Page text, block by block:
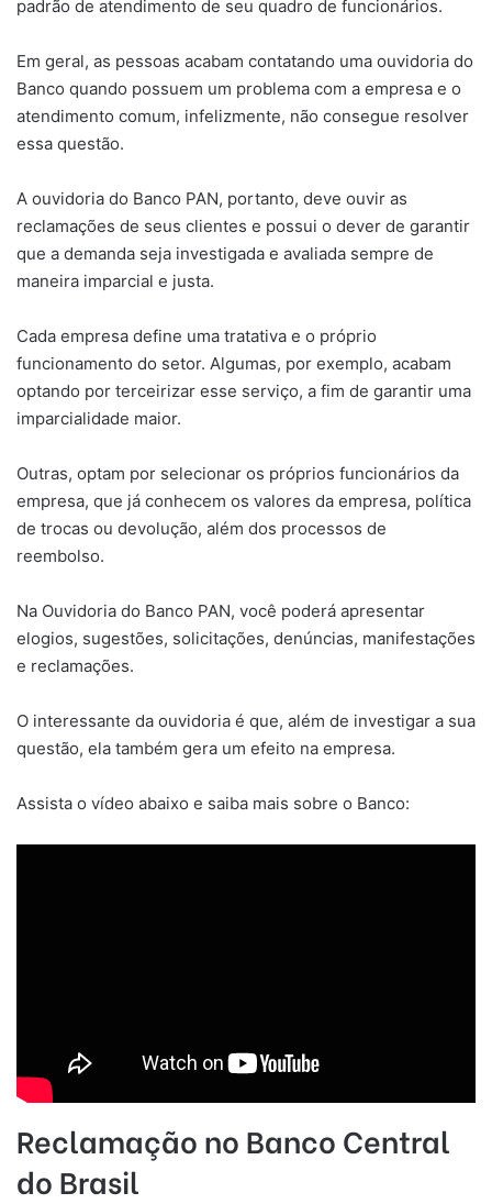
padrão de atendimento de seu quadro de funcionários.
Em geral, as pessoas acabam contatando uma ouvidoria do
Banco quando possuem um problema com a empresa e o
atendimento comum, infelizmente, não consegue resolver
essa questão.
A ouvidoria do Banco PAN, portanto, deve ouvir as
reclamações de seus clientes e possui o dever de garantir
que a demanda seja investigada e avaliada sempre de
maneira imparcial e justa.
Cada empresa define uma tratativa e o próprio
funcionamento do setor. Algumas, por exemplo, acabam
optando por terceirizar esse serviço, a fim de garantir uma
imparcialidade maior.
Outras, optam por selecionar os próprios funcionários da
empresa, que já conhecem os valores da empresa, política
de trocas ou devolução, além dos processos de
reembolso.
Na Ouvidoria do Banco PAN, você poderá apresentar
elogios, sugestões, solicitações, denúncias, manifestações
e reclamações.
O interessante da ouvidoria é que, além de investigar a sua
questão, ela também gera um efeito na empresa.
Assista o vídeo abaixo e saiba mais sobre o Banco:
Reclamação no Banco Central
do Brasil